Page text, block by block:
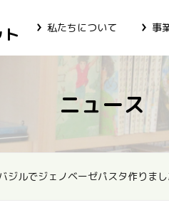
私たちについて 事
ニュース
ジルでジェノベーゼパスタ作りまし